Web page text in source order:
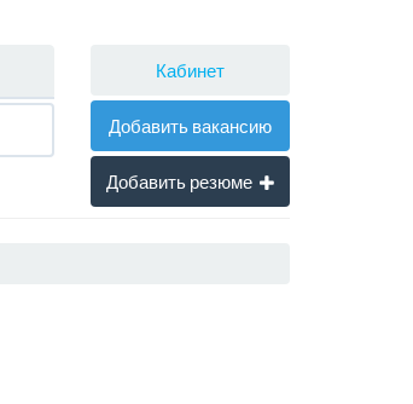
Кабинет
Добавить вакансию
Добавить резюме